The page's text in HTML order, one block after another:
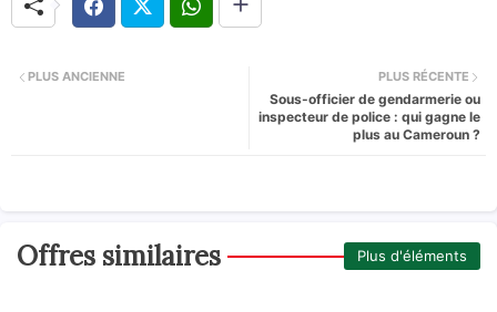
PLUS RÉCENTE
Sous-officier de gendarmerie ou
inspecteur de police : qui gagne le
plus au Cameroun ?
PLUS ANCIENNE
Offres similaires Plus d'éléments